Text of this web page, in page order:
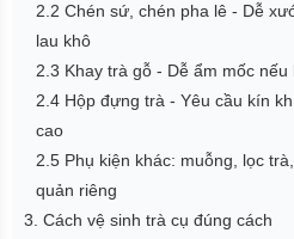
2.2 Chén sứ, chén pha lê - Dễ
lau khô
2.3 Khay trà gỗ - Dễ ẩm mốc
2.4 Hộp đựng trà - Yêu cầu kín
cao
2.5 Phụ kiện khác: muỗng, lọc
quản riêng
3. Cách vệ sinh trà cụ đúng cách